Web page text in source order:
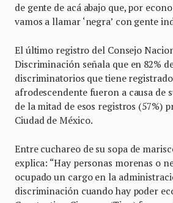
de gente de acá abajo que, por
vamos a llamar ‘negra’ con gente
El último registro del Consejo
Discriminación señala que en 82%
discriminatorios que tiene
afrodescendente fueron a causa de
de la mitad de esos registros (57%)
Ciudad de México.
Entre cuchareo de su sopa de
explica: “Hay personas morenas o
ocupado un cargo en la
discriminación cuando hay poder